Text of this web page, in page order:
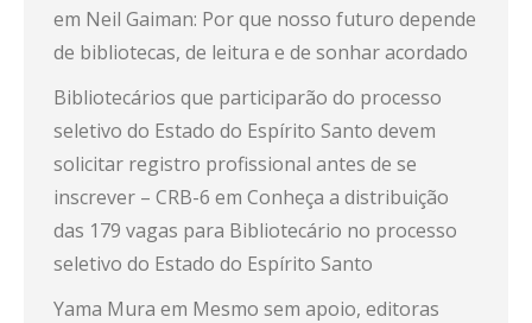
em Neil Gaiman: Por que nosso futuro depende
de bibliotecas, de leitura e de sonhar acordado
Bibliotecários que participarão do processo
seletivo do Estado do Espírito Santo devem
solicitar registro profissional antes de se
inscrever – CRB-6 em Conheça a distribuição
das 179 vagas para Bibliotecário no processo
seletivo do Estado do Espírito Santo
Yama Mura em Mesmo sem apoio, editoras